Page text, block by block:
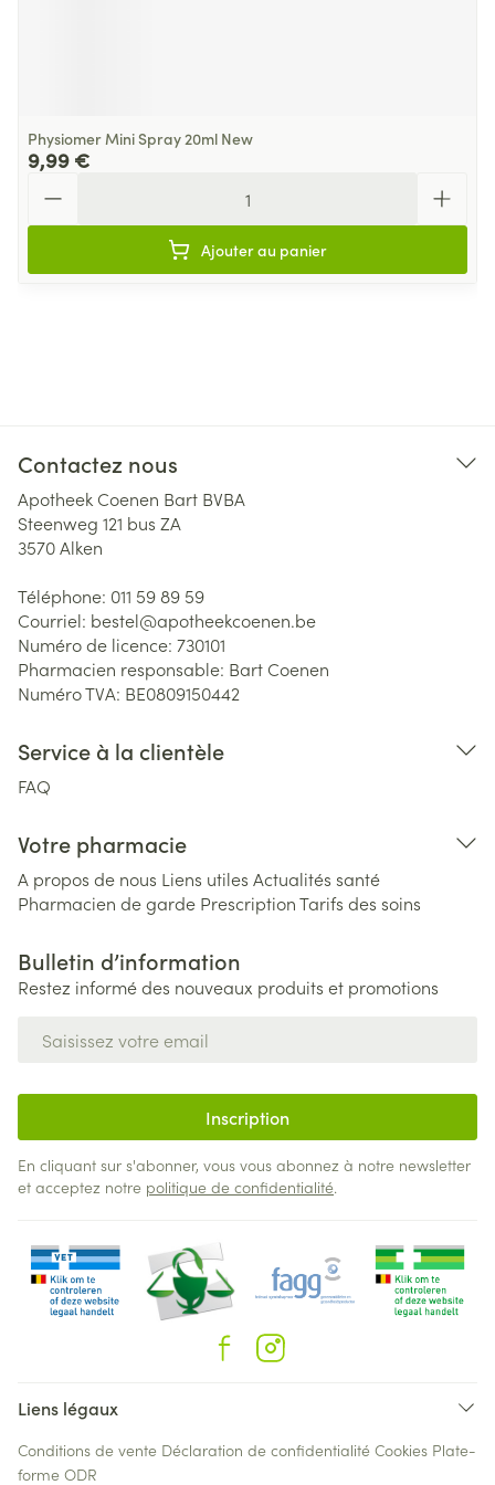
Physiomer Mini Spray 20ml New
9,99 €
Ajouter au panier
Contactez nous
Apotheek Coenen Bart BVBA
Steenweg 121 bus ZA
3570Alken
Téléphone: 011 59 89 59
Courriel: bestel@apotheekcoenen.be
Numéro de licence: 730101
Pharmacien responsable: Bart Coenen
Numéro TVA: BE0809150442
Service à la clientèle
FAQ
Votre pharmacie
A propos de nous Liens utiles Actualités santé
Pharmacien de garde PrescriptionTarifs des soins
Bulletin d’information
Restez informé des nouveaux produits et promotions
Inscription
En cliquant sur s'abonner, vous vous abonnez à notre newsletter
et acceptez notre politique de confidentialité.
Liens légaux
Conditions de vente Déclaration de confidentialité Cookies Plate-
forme ODR